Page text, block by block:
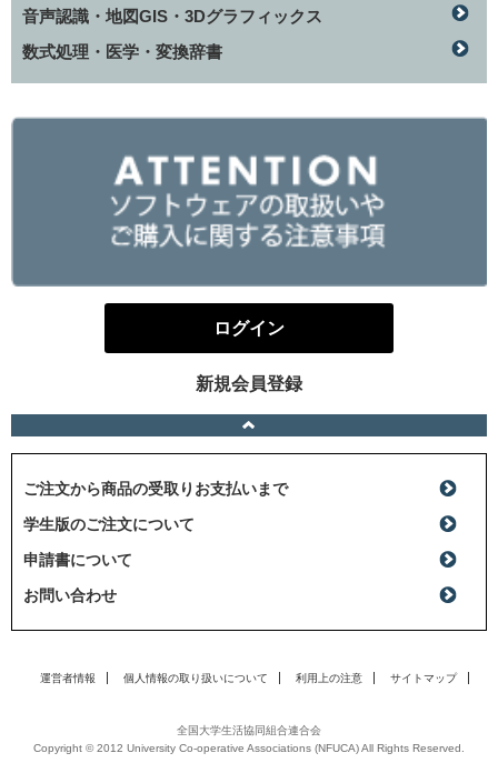
音声認識・地図GIS・3Dグラフィックス
数式処理・医学・変換辞書
ログイン
新規会員登録
ご注文から商品の受取りお支払いまで
学生版のご注文について
申請書について
お問い合わせ
運営者情報 個人情報の取り扱いについて 利用上の注意 サイトマップ
全国大学生活協同組合連合会
Copyright © 2012 University Co-operative Associations (NFUCA) All Rights Reserved.